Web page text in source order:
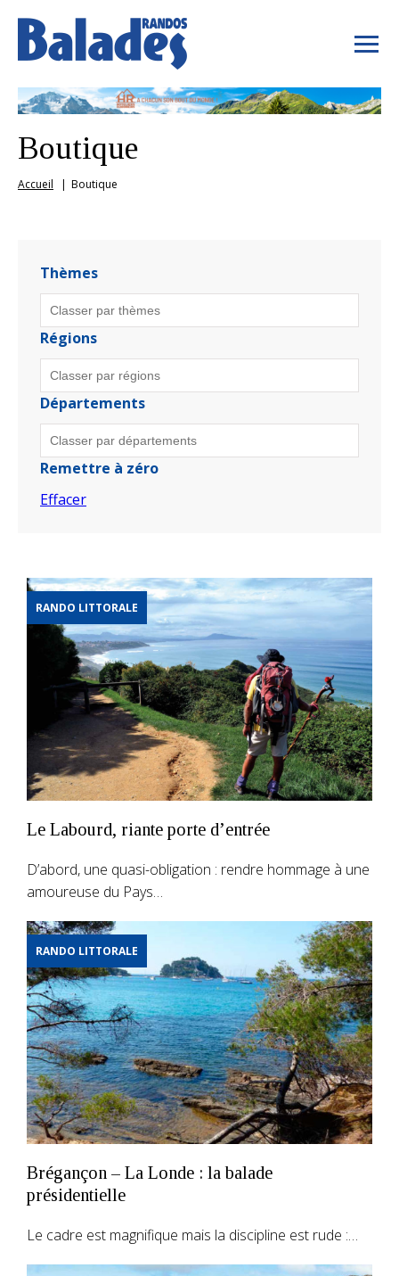
Boutique
Accueil Boutique
Thèmes
Régions
Départements
Remettre à zéro
Effacer
RANDO LITTORALE
Le Labourd, riante porte d’entrée
D’abord, une quasi-obligation : rendre hommage à une
amoureuse du Pays…
RANDO LITTORALE
Brégançon – La Londe : la balade
présidentielle
Le cadre est magnifique mais la discipline est rude :…